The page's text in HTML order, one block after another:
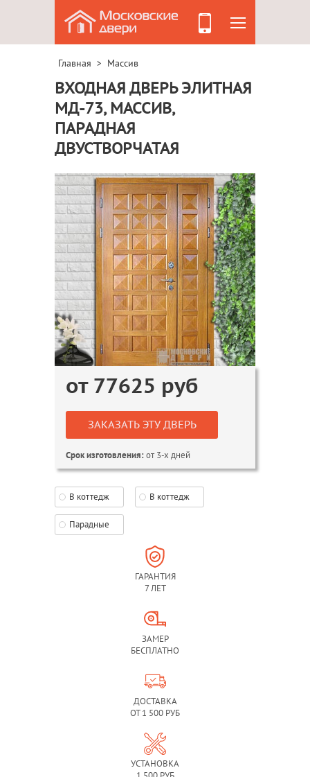
Главная > Массив
ВХОДНАЯ ДВЕРЬ ЭЛИТНАЯ
МД-73, МАССИВ,
ПАРАДНАЯ
ДВУСТВОРЧАТАЯ
от 77625 руб
ЗАКАЗАТЬ ЭТУ ДВЕРЬ
Срок изготовления:от 3-х дней
В коттедж В коттедж
Парадные
ГАРАНТИЯ
7 ЛЕТ
ЗАМЕР
БЕСПЛАТНО
ДОСТАВКА
ОТ 1 500 РУБ
УСТАНОВКА